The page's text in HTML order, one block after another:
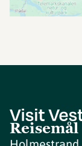
Reisemål